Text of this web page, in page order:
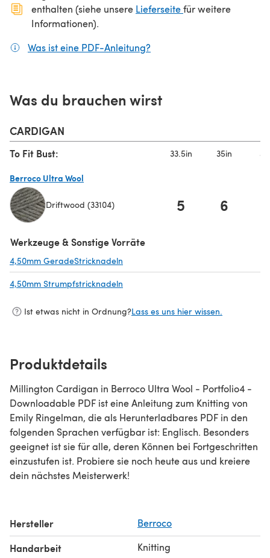
enthalten (siehe unsere Lieferseite(öffnet sich in
für weitere
Informationen).
Was ist eine PDF-Anleitung?
Was du brauchen wirst
CARDIGAN
To Fit Bust: 33.5in 35in
Berroco Ultra Wool
Driftwood (33104) 5 6
Werkzeuge & Sonstige Vorräte
4,50mm GeradeStricknadeln
4,50mm Strumpfstricknadeln
Ist etwas nicht in Ordnung?Lass es uns hier wissen.
Produktdetails
Millington Cardigan in Berroco Ultra Wool - Portfolio4 -
Downloadable PDF ist eine Anleitung zum Knitting von
Emily Ringelman, die als Herunterladbares PDF in den
folgenden Sprachen verfügbar ist: Englisch. Besonders
geeignet ist sie für alle, deren Können bei Fortgeschritten
einzustufen ist. Probiere sie noch heute aus und kreiere
dein nächstes Meisterwerk!
Hersteller Berroco
Handarbeit Knitting